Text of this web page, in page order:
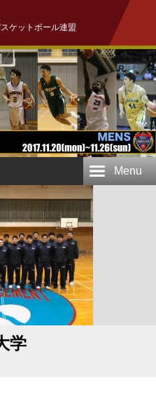
ケットボール連盟
Menu
学